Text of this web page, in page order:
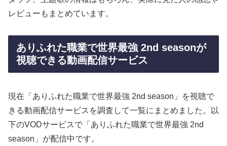
レビューもまとめています。
ありふれた職業で世界最強 2nd seasonが
視聴できる動画配信サービス
現在「ありふれた職業で世界最強 2nd season」を視聴で
きる動画配信サービスを調査して一覧にまとめました。以
下のVODサービスで「ありふれた職業で世界最強 2nd
season」が配信中です。